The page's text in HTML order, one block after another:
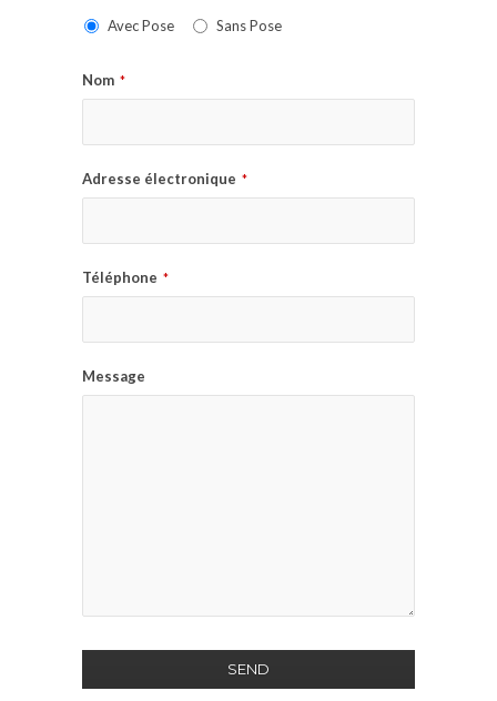
Avec Pose Sans Pose
Nom *
Adresse électronique *
Téléphone *
Message
SEND